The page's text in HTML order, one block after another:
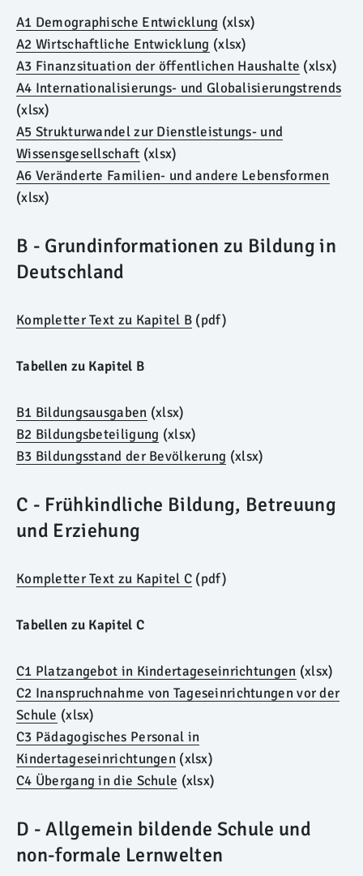
A1 Demographische Entwicklung (xlsx)
A2 Wirtschaftliche Entwicklung (xlsx)
A3 Finanzsituation der öffentlichen Haushalte (xlsx)
A4 Internationalisierungs- und Globalisierungstrends
(xlsx)
A5 Strukturwandel zur Dienstleistungs- und
Wissensgesellschaft (xlsx)
A6 Veränderte Familien- und andere Lebensformen
(xlsx)
B - Grundinformationen zu Bildung in
Deutschland
Kompletter Text zu Kapitel B (pdf)
Tabellen zu Kapitel B
B1 Bildungsausgaben (xlsx)
B2 Bildungsbeteiligung (xlsx)
B3 Bildungsstand der Bevölkerung (xlsx)
C - Frühkindliche Bildung, Betreuung
und Erziehung
Kompletter Text zu Kapitel C (pdf)
Tabellen zu Kapitel C
C1 Platzangebot in Kindertageseinrichtungen (xlsx)
C2 Inanspruchnahme von Tageseinrichtungen vor der
Schule (xlsx)
C3 Pädagogisches Personal in
Kindertageseinrichtungen (xlsx)
C4 Übergang in die Schule (xlsx)
D - Allgemein bildende Schule und
non-formale Lernwelten